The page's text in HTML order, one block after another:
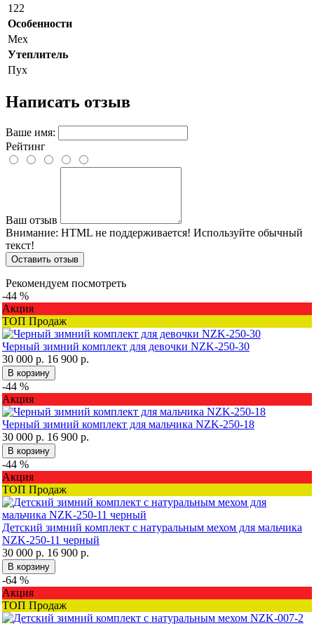
122
Особенности
Мех
Утеплитель
Пух
Написать отзыв
Ваше имя:
Рейтинг
Ваш отзыв
Внимание: HTML не поддерживается! Используйте обычный
текст!
Оставить отзыв
Рекомендуем посмотреть
-44 %
Акция
ТОП Продаж
Черный зимний комплект для девочки NZK-250-30
30 000 р. 16 900 р.
В корзину
-44 %
Акция
Черный зимний комплект для мальчика NZK-250-18
30 000 р. 16 900 р.
В корзину
-44 %
Акция
ТОП Продаж
Детский зимний комплект с натуральным мехом для мальчика
NZK-250-11 черный
30 000 р. 16 900 р.
В корзину
-64 %
Акция
ТОП Продаж